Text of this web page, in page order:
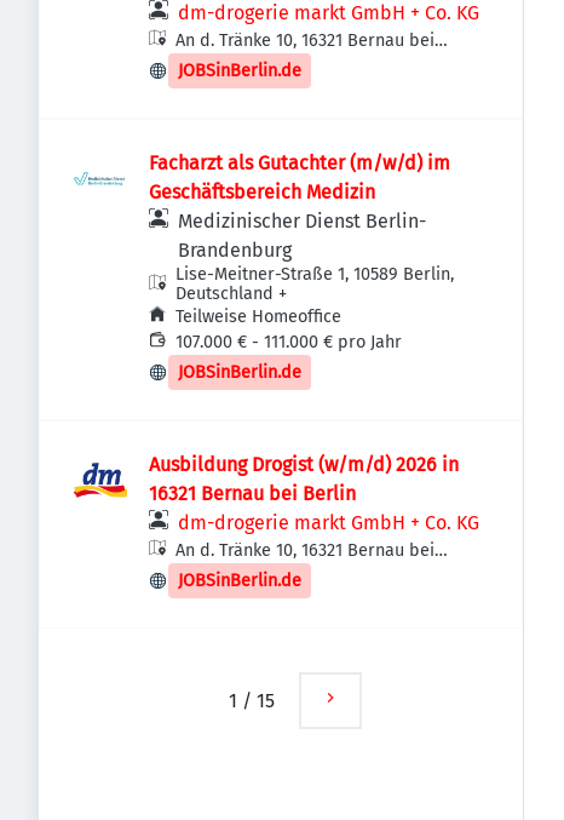
dm-drogerie markt GmbH + Co. KG
An d. Tränke 10, 16321 Bernau bei
Berlin, Deutschland
JOBSinBerlin.de
Facharzt als Gutachter (m/w/d) im
Geschäftsbereich Medizin
Medizinischer Dienst Berlin-
Brandenburg
Lise-Meitner-Straße 1, 10589 Berlin,
Deutschland +
Teilweise Homeoffice
107.000 € - 111.000 € pro Jahr
JOBSinBerlin.de
Ausbildung Drogist (w/m/d) 2026 in
16321 Bernau bei Berlin
dm-drogerie markt GmbH + Co. KG
An d. Tränke 10, 16321 Bernau bei
Berlin, Deutschland
JOBSinBerlin.de
1 / 15